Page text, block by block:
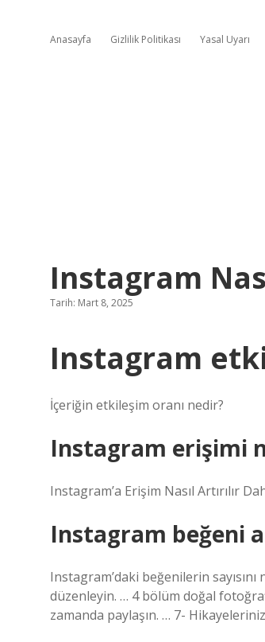
Anasayfa Gizlilik Politikası Yasal Uyarı
Instagram
Tarih: Mart 8, 2025
Instagram
İçeriğin etkileşim oranı nedir?
Instagram erişimi
Instagram’a Erişim Nasıl Artırılır
Instagram beğeni
Instagram’daki beğenilerin
düzenleyin. … 4 bölüm doğal
zamanda paylaşın. … 7-